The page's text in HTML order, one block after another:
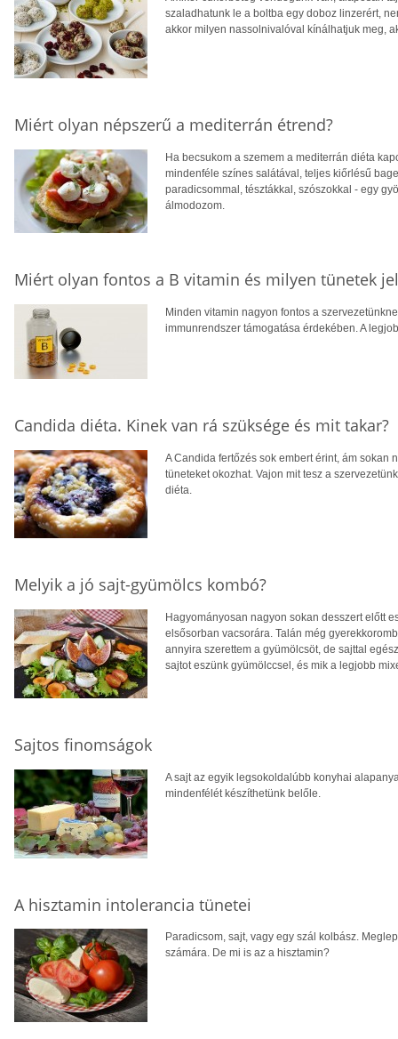
szaladhatunk le a boltba egy doboz linzerért,
akkor milyen nassolnivalóval kínálhatjuk meg,
Miért olyan népszerű a mediterrán étrend?
Ha becsukom a szemem a mediterrán diéta
mindenféle színes salátával, teljes kiőrlésű
paradicsommal, tésztákkal, szószokkal - egy
álmodozom.
Miért olyan fontos a B vitamin és milyen tünetek
Minden vitamin nagyon fontos a
immunrendszer támogatása érdekében. A
Candida diéta. Kinek van rá szüksége és mit takar?
A Candida fertőzés sok embert érint, ám sokan
tüneteket okozhat. Vajon mit tesz a
diéta.
Melyik a jó sajt-gyümölcs kombó?
Hagyományosan nagyon sokan desszert előtt
elsősorban vacsorára. Talán még
annyira szerettem a gyümölcsöt, de sajttal
sajtot eszünk gyümölccsel, és mik a legjobb
Sajtos finomságok
A sajt az egyik legsokoldalúbb konyhai
mindenfélét készíthetünk belőle.
A hisztamin intolerancia tünetei
Paradicsom, sajt, vagy egy szál kolbász.
számára. De mi is az a hisztamin?